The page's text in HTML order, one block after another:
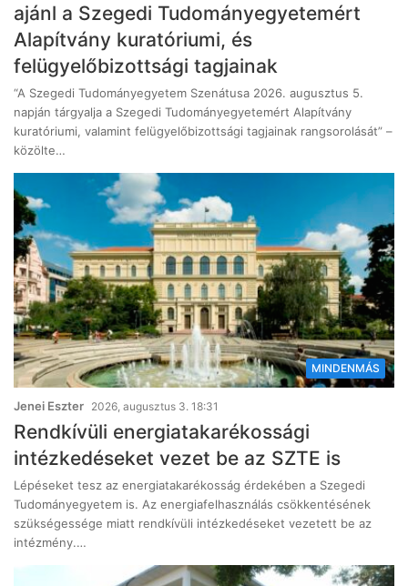
ajánl a Szegedi Tudományegyetemért
Alapítvány kuratóriumi, és
felügyelőbizottsági tagjainak
“A Szegedi Tudományegyetem Szenátusa 2026. augusztus 5.
napján tárgyalja a Szegedi Tudományegyetemért Alapítvány
kuratóriumi, valamint felügyelőbizottsági tagjainak rangsorolását” –
közölte…
MINDENMÁS
Jenei Eszter 2026, augusztus 3. 18:31
Rendkívüli energiatakarékossági
intézkedéseket vezet be az SZTE is
Lépéseket tesz az energiatakarékosság érdekében a Szegedi
Tudományegyetem is. Az energiafelhasználás csökkentésének
szükségessége miatt rendkívüli intézkedéseket vezetett be az
intézmény.…